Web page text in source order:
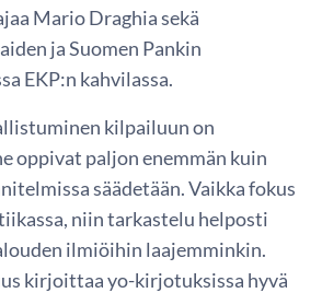
Mario Draghia sekä
ja Suomen Pankin
EKP:n kahvilassa.
kilpailuun on
oppivat paljon enemmän kuin
säädetään. Vaikka fokus
niin tarkastelu helposti
ilmiöihin laajemminkin.
kirjoittaa yo-kirjotuksissa hyvä